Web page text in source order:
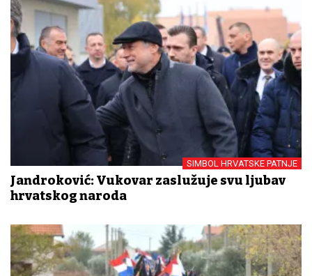
SIMBOL HRVATSKE PATNJE
Jandroković: Vukovar zaslužuje svu ljubav
hrvatskog naroda